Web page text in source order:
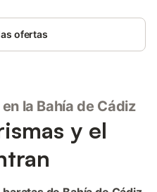
ofertas
la Bahía de Cádiz
y el